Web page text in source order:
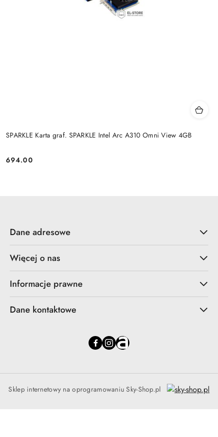
SPARKLE Karta graf. SPARKLE Intel Arc A310 Omni View 4GB
Cena:
694.00
Dane adresowe
Więcej o nas
Informacje prawne
Dane kontaktowe
Sklep internetowy na oprogramowaniu Sky-Shop.pl